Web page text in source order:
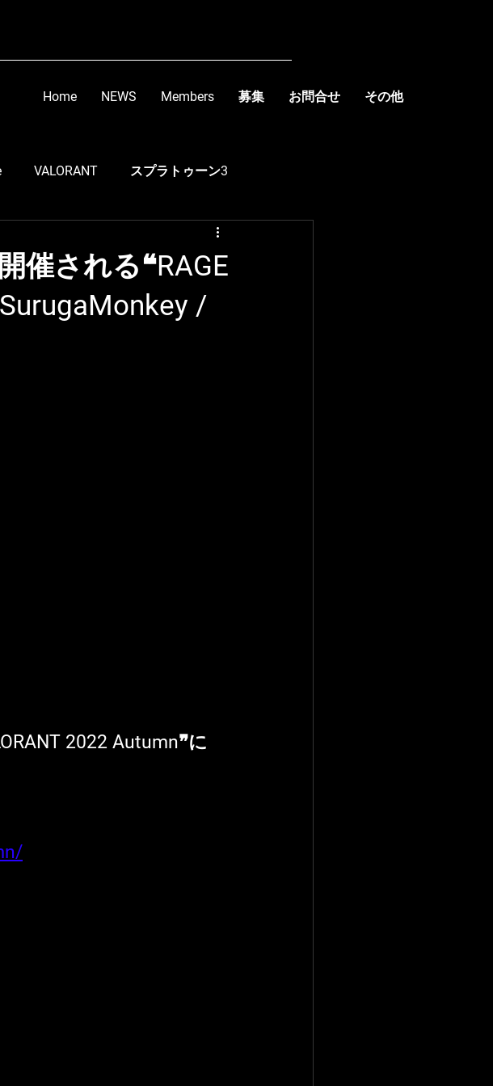
Home NEWS Members 募集 お問合せ その他
VALORANT スプラトゥーン3
のぼ DETONATOR
催される❝RAGE
/
2022 Autumn❞に